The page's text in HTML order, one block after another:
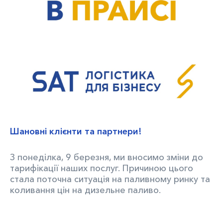
Шановні клієнти та партнери!
З понеділка, 9 березня, ми вносимо зміни до
тарифікації наших послуг. Причиною цього
стала поточна ситуація на паливному ринку та
коливання цін на дизельне паливо.